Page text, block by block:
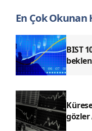
En Çok Okunan
BIST
gözler